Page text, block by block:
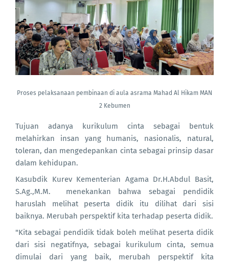
Proses pelaksanaan pembinaan di aula asrama Mahad Al Hikam MAN
2 Kebumen
Tujuan adanya kurikulum cinta sebagai bentuk
melahirkan insan yang humanis, nasionalis, natural,
toleran, dan mengedepankan cinta sebagai prinsip dasar
dalam kehidupan.
Kasubdik Kurev Kementerian Agama Dr.H.Abdul Basit,
S.Ag.,M.M. menekankan bahwa sebagai pendidik
haruslah melihat peserta didik itu dilihat dari sisi
baiknya. Merubah perspektif kita terhadap peserta didik.
"Kita sebagai pendidik tidak boleh melihat peserta didik
dari sisi negatifnya, sebagai kurikulum cinta, semua
dimulai dari yang baik, merubah perspektif kita